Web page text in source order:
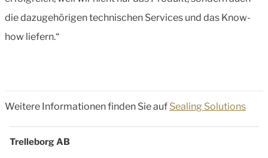
die dazugehörigen technischen Services und das Know-
how liefern.“
Weitere Informationen finden Sie auf Sealing Solutions
Trelleborg AB